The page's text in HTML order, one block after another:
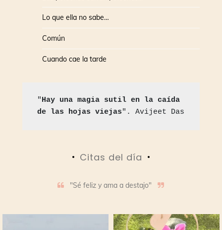
Lo que ella no sabe…
Común
Cuando cae la tarde
"Hay una magia sutil en la caída
de las hojas viejas". Avijeet Das
Citas del día
"Sé feliz y ama a destajo"